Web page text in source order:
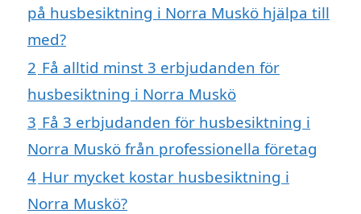
på husbesiktning i Norra Muskö hjälpa till
med?
2 Få alltid minst 3 erbjudanden för
husbesiktning i Norra Muskö
3 Få 3 erbjudanden för husbesiktning i
Norra Muskö från professionella företag
4 Hur mycket kostar husbesiktning i
Norra Muskö?